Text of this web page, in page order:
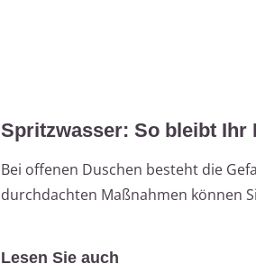
Spritzwasser: So bleibt Ihr
Bei offenen Duschen besteht die
durchdachten Maßnahmen können
Lesen Sie auch